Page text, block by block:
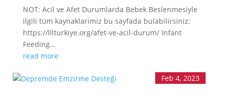
NOT: Acil ve Afet Durumlarda Bebek Beslenmesiyle
ilgili tüm kaynaklarimiz bu sayfada bulabilirsiniz:
https://lllturkiye.org/afet-ve-acil-durum/ Infant
Feeding...
read more
Feb 4, 2023